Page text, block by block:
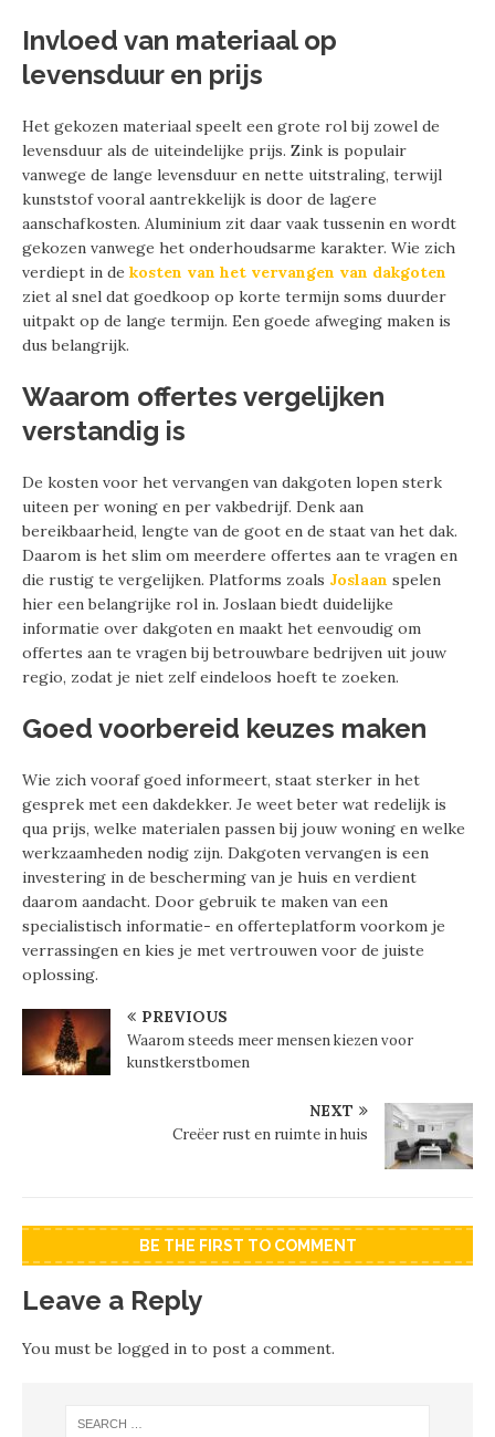
Invloed van materiaal op
levensduur en prijs
Het gekozen materiaal speelt een grote rol bij zowel de
levensduur als de uiteindelijke prijs. Zink is populair
vanwege de lange levensduur en nette uitstraling, terwijl
kunststof vooral aantrekkelijk is door de lagere
aanschafkosten. Aluminium zit daar vaak tussenin en wordt
gekozen vanwege het onderhoudsarme karakter. Wie zich
verdiept in de kosten van het vervangen van dakgoten
ziet al snel dat goedkoop op korte termijn soms duurder
uitpakt op de lange termijn. Een goede afweging maken is
dus belangrijk.
Waarom offertes vergelijken
verstandig is
De kosten voor het vervangen van dakgoten lopen sterk
uiteen per woning en per vakbedrijf. Denk aan
bereikbaarheid, lengte van de goot en de staat van het dak.
Daarom is het slim om meerdere offertes aan te vragen en
die rustig te vergelijken. Platforms zoals Joslaan spelen
hier een belangrijke rol in. Joslaan biedt duidelijke
informatie over dakgoten en maakt het eenvoudig om
offertes aan te vragen bij betrouwbare bedrijven uit jouw
regio, zodat je niet zelf eindeloos hoeft te zoeken.
Goed voorbereid keuzes maken
Wie zich vooraf goed informeert, staat sterker in het
gesprek met een dakdekker. Je weet beter wat redelijk is
qua prijs, welke materialen passen bij jouw woning en welke
werkzaamheden nodig zijn. Dakgoten vervangen is een
investering in de bescherming van je huis en verdient
daarom aandacht. Door gebruik te maken van een
specialistisch informatie- en offerteplatform voorkom je
verrassingen en kies je met vertrouwen voor de juiste
oplossing.
PREVIOUS
Waarom steeds meer mensen kiezen voor
kunstkerstbomen
NEXT
Creëer rust en ruimte in huis
BE THE FIRST TO COMMENT
Leave a Reply
You must be logged in to post a comment.